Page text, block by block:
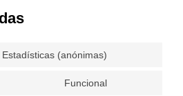
Estadísticas (anónimas)
Funcional